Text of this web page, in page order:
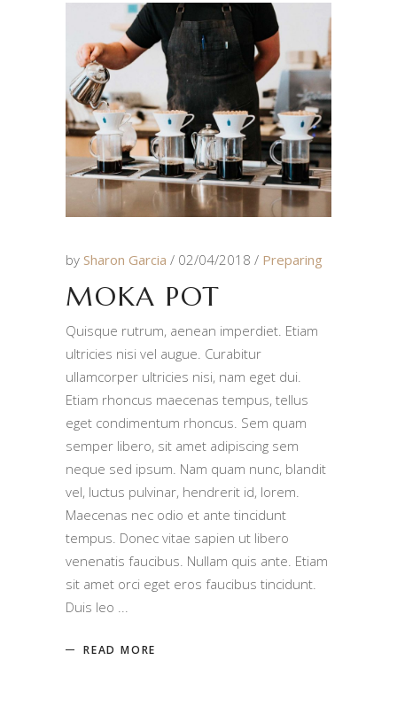
by Sharon Garcia 02/04/2018 Preparing
MOKA POT
Quisque rutrum, aenean imperdiet. Etiam
ultricies nisi vel augue. Curabitur
ullamcorper ultricies nisi, nam eget dui.
Etiam rhoncus maecenas tempus, tellus
eget condimentum rhoncus. Sem quam
semper libero, sit amet adipiscing sem
neque sed ipsum. Nam quam nunc, blandit
vel, luctus pulvinar, hendrerit id, lorem.
Maecenas nec odio et ante tincidunt
tempus. Donec vitae sapien ut libero
venenatis faucibus. Nullam quis ante. Etiam
sit amet orci eget eros faucibus tincidunt.
Duis leo
READ MORE